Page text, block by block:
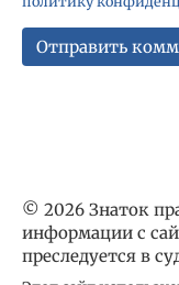
© 2026 Знаток
информации с
преследуется в